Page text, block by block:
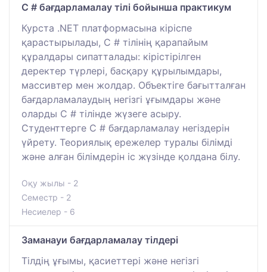
C # бағдарламалау тілі бойынша практикум
Курста .NET платформасына кіріспе
қарастырылады, C # тілінің қарапайым
құралдары сипатталады: кірістірілген
деректер түрлері, басқару құрылымдары,
массивтер мен жолдар. Объектіге бағытталған
бағдарламалаудың негізгі ұғымдары және
оларды C # тілінде жүзеге асыру.
Студенттерге C # бағдарламалау негіздерін
үйрету. Теориялық ережелер туралы білімді
және алған білімдерін іс жүзінде қолдана білу.
Оқу жылы - 2
Семестр - 2
Несиелер - 6
Заманауи бағдарламалау тілдері
Тілдің ұғымы, қасиеттері және негізгі